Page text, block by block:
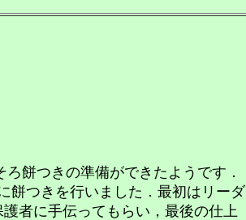
ろ餅つきの準備ができたようです．
餅つきを行いました．最初はリーダ
護者に手伝ってもらい，最後の仕上